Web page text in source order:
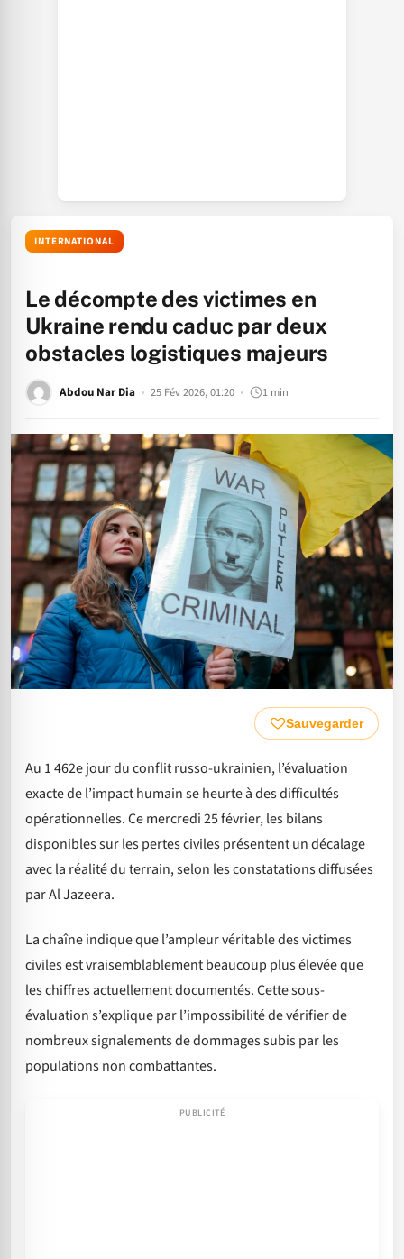
INTERNATIONAL
Le décompte des victimes en
Ukraine rendu caduc par deux
obstacles logistiques majeurs
Abdou Nar Dia 25 Fév 2026, 01:20 1 min
Sauvegarder
Au 1 462e jour du conflit russo-ukrainien, l’évaluation
exacte de l’impact humain se heurte à des difficultés
opérationnelles. Ce mercredi 25 février, les bilans
disponibles sur les pertes civiles présentent un décalage
avec la réalité du terrain, selon les constatations diffusées
par Al Jazeera.
La chaîne indique que l’ampleur véritable des victimes
civiles est vraisemblablement beaucoup plus élevée que
les chiffres actuellement documentés. Cette sous-
évaluation s’explique par l’impossibilité de vérifier de
nombreux signalements de dommages subis par les
populations non combattantes.